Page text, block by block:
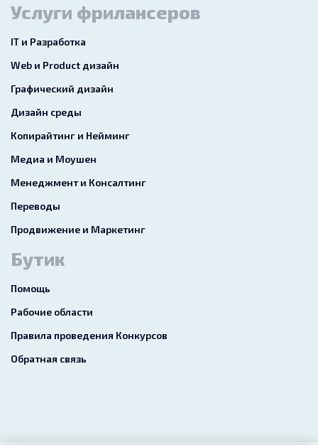
Услуги фрилансеров
IT и Разработка
Web и Product дизайн
Графический дизайн
Дизайн среды
Копирайтинг и Нейминг
Медиа и Моушен
Менеджмент и Консалтинг
Переводы
Продвижение и Маркетинг
Бутик
Помощь
Рабочие области
Правила проведения Конкурсов
Обратная связь